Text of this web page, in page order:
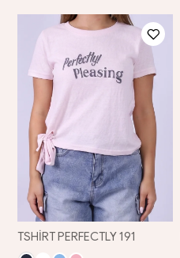
TSHİRT PERFECTLY 191